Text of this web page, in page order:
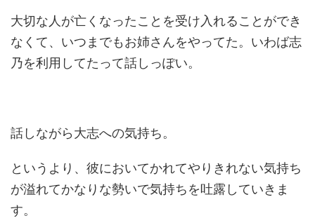
大切な人が亡くなったことを受け入れることができ
なくて、いつまでもお姉さんをやってた。いわば志
乃を利用してたって話しっぽい。
話しながら大志への気持ち。
というより、彼においてかれてやりきれない気持ち
が溢れてかなりな勢いで気持ちを吐露していきま
す。